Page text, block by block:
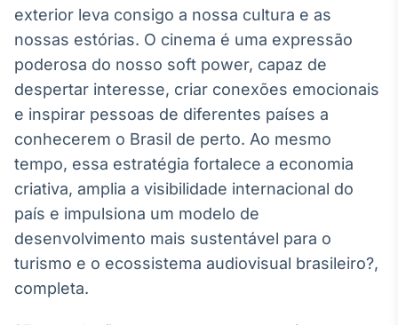
exterior leva consigo a nossa cultura e as
nossas estórias. O cinema é uma expressão
poderosa do nosso soft power, capaz de
despertar interesse, criar conexões emocionais
e inspirar pessoas de diferentes países a
conhecerem o Brasil de perto. Ao mesmo
tempo, essa estratégia fortalece a economia
criativa, amplia a visibilidade internacional do
país e impulsiona um modelo de
desenvolvimento mais sustentável para o
turismo e o ecossistema audiovisual brasileiro?,
completa.